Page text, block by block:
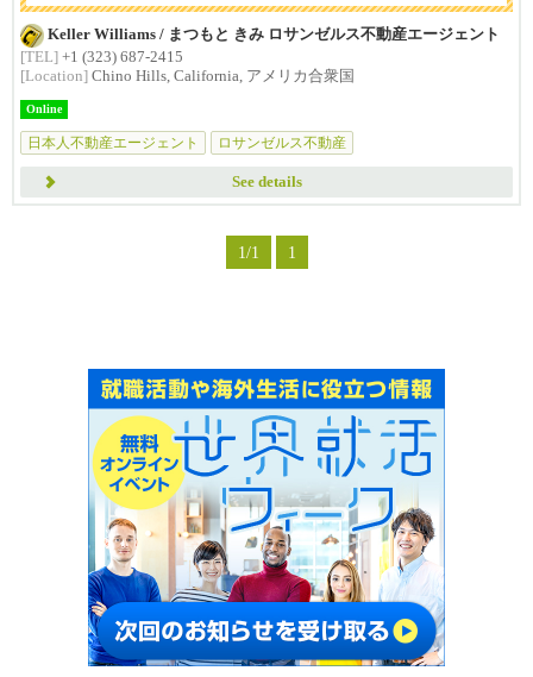
Keller Williams / まつもと きみ ロサンゼルス不動産エージェント
[TEL] +1 (323) 687-2415
[Location] Chino Hills, California, アメリカ合衆国
Online
日本人不動産エージェント ロサンゼルス不動産
See details
1/1 1